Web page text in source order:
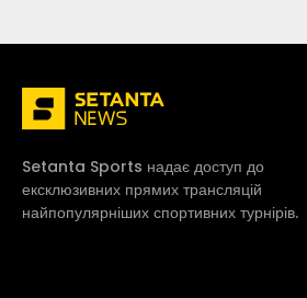
Setanta Sports надає доступ до
ексклюзивних прямих трансляцій
найпопулярніших спортивних турнірів.